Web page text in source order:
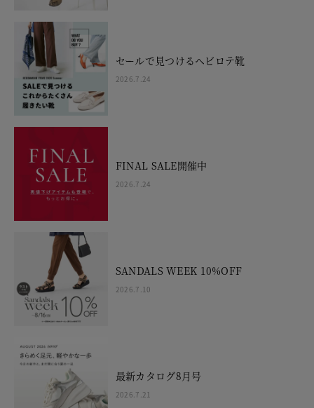
セールで見つけるヘビロテ靴
2026.7.24
FINAL SALE開催中
2026.7.24
SANDALS WEEK 10%OFF
2026.7.10
最新カタログ8月号
2026.7.21